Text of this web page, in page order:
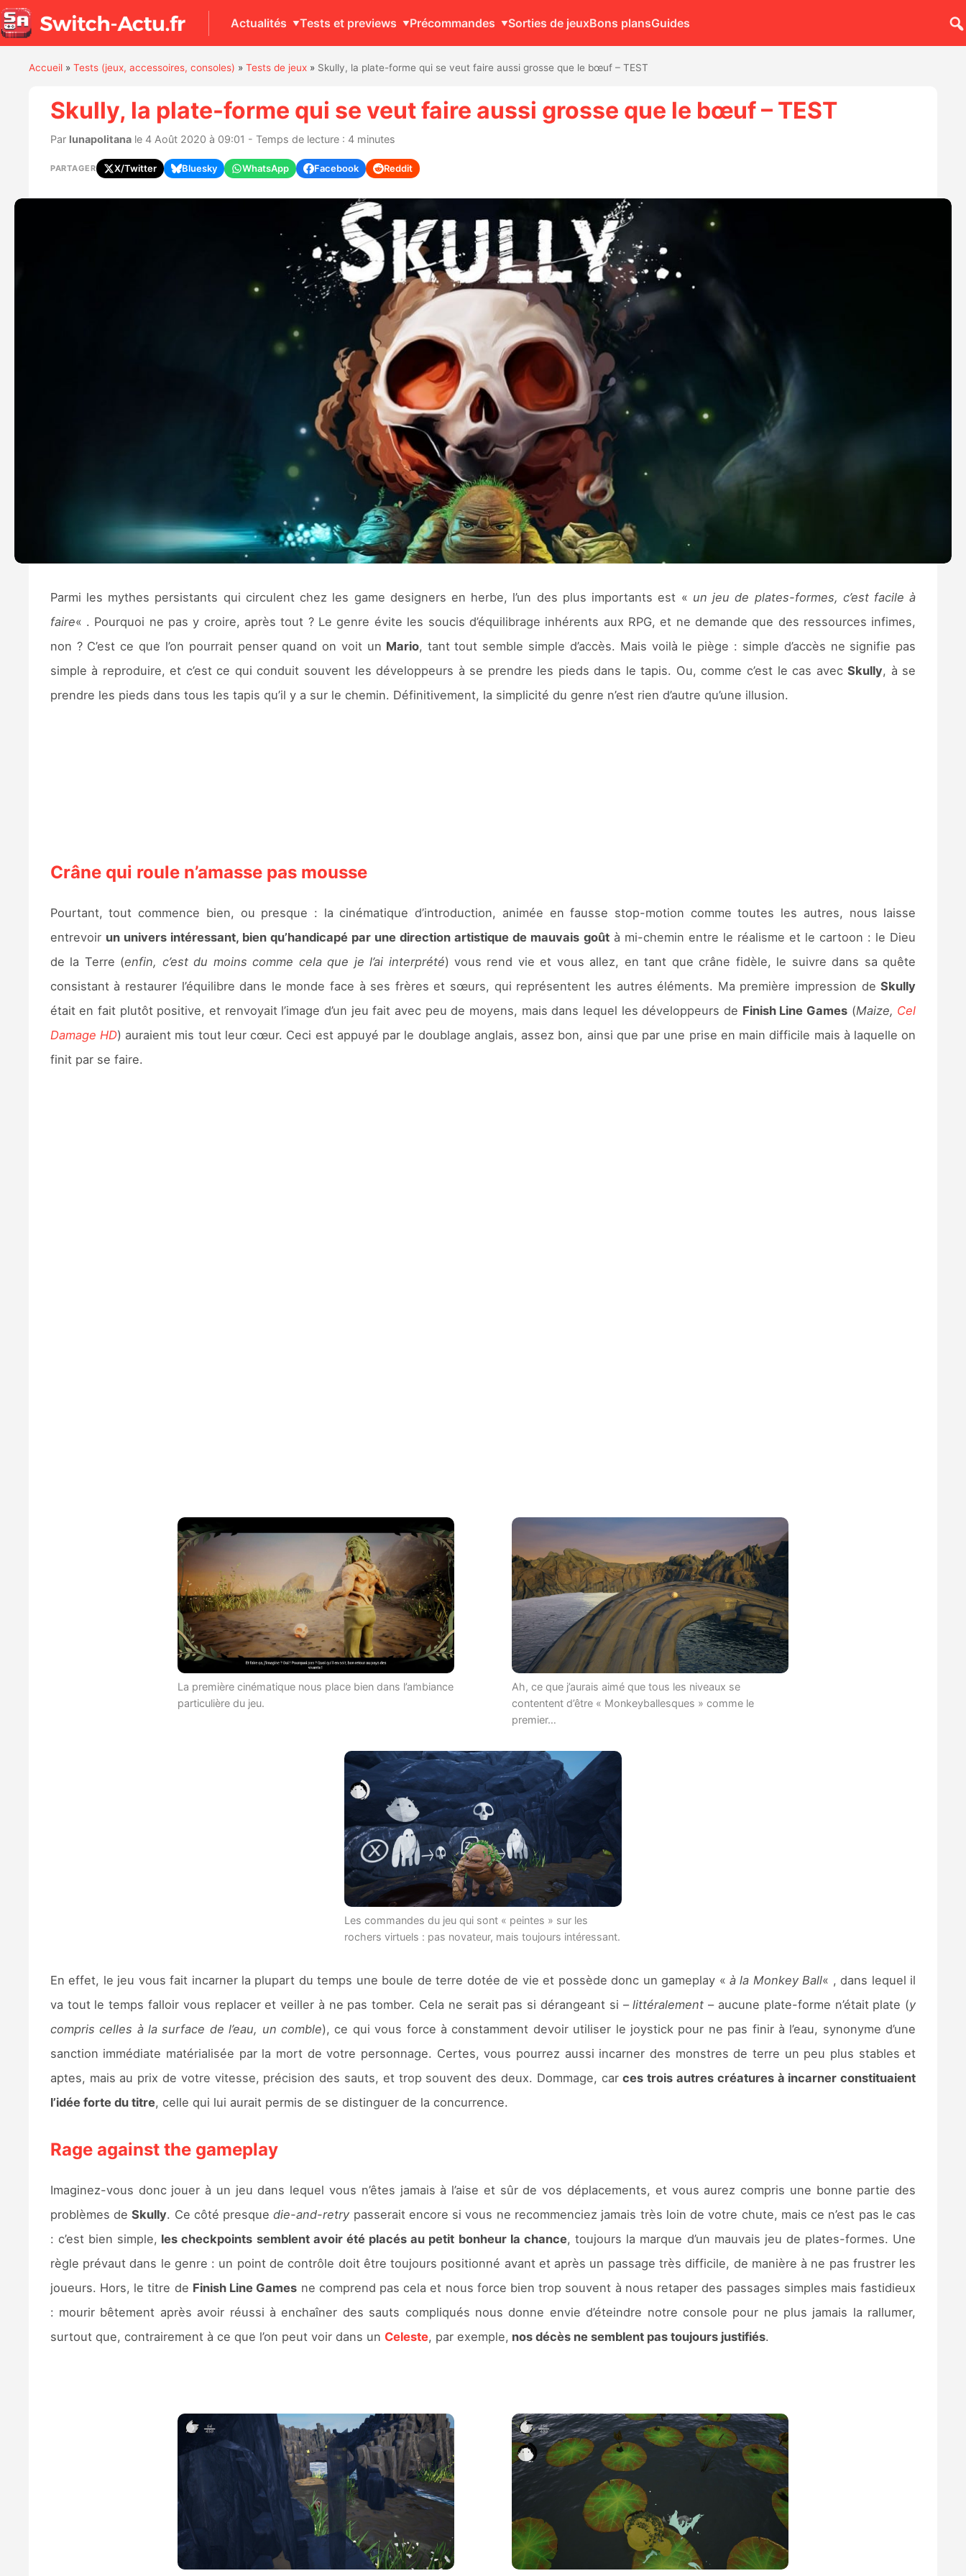
Actualités Tests et previews Précommandes Sorties de jeuxBons plansGuides
Accueil» Tests (jeux, accessoires, consoles) » Tests de jeux» Skully, la plate-forme qui se veut faire aussi grosse que le bœuf – TEST
Skully, la plate-forme qui se veut faire aussi grosse que le bœuf – TEST
Par lunapolitanale 4 Août 2020 à 09:01 - Temps de lecture : 4 minutes
PARTAGER X/Twitter Bluesky WhatsApp Facebook Reddit
Parmi les mythes persistants qui circulent chez les game designers en herbe, l’un des plus importants est « un jeu de plates-formes, c’est facile à
faire« . Pourquoi ne pas y croire, après tout ? Le genre évite les soucis d’équilibrage inhérents aux RPG, et ne demande que des ressources infimes,
non ? C’est ce que l’on pourrait penser quand on voit un Mario, tant tout semble simple d’accès. Mais voilà le piège : simple d’accès ne signifie pas
simple à reproduire, et c’est ce qui conduit souvent les développeurs à se prendre les pieds dans le tapis. Ou, comme c’est le cas avecSkully, à se
prendre les pieds dans tous les tapis qu’il y a sur le chemin. Définitivement, la simplicité du genre n’est rien d’autre qu’une illusion.
Crâne qui roule n’amasse pas mousse
Pourtant, tout commence bien, ou presque : la cinématique d’introduction, animée en fausse stop-motion comme toutes les autres, nous laisse
entrevoir un univers intéressant, bien qu’handicapé par une direction artistique de mauvais goûtà mi-chemin entre le réalisme et le cartoon : le Dieu
de la Terre (enfin, c’est du moins comme cela que je l’ai interprété) vous rend vie et vous allez, en tant que crâne fidèle, le suivre dans sa quête
consistant à restaurer l’équilibre dans le monde face à ses frères et sœurs, qui représentent les autres éléments. Ma première impression deSkully
était en fait plutôt positive, et renvoyait l’image d’un jeu fait avec peu de moyens, mais dans lequel les développeurs de Finish Line Games(Maize, Cel
Damage HD) auraient mis tout leur cœur. Ceci est appuyé par le doublage anglais, assez bon, ainsi que par une prise en main difficile mais à laquelle on
finit par se faire.
La première cinématique nous place bien dans l’ambiance
particulière du jeu.
Ah, ce que j’aurais aimé que tous les niveaux se
contentent d’être « Monkeyballesques » comme le
premier…
Les commandes du jeu qui sont « peintes » sur les
rochers virtuels : pas novateur, mais toujours intéressant.
En effet, le jeu vous fait incarner la plupart du temps une boule de terre dotée de vie et possède donc un gameplay « à la Monkey Ball« , dans lequel il
va tout le temps falloir vous replacer et veiller à ne pas tomber. Cela ne serait pas si dérangeant si –littéralement – aucune plate-forme n’était plate (y
compris celles à la surface de l’eau, un comble), ce qui vous force à constamment devoir utiliser le joystick pour ne pas finir à l’eau, synonyme d’une
sanction immédiate matérialisée par la mort de votre personnage. Certes, vous pourrez aussi incarner des monstres de terre un peu plus stables et
aptes, mais au prix de votre vitesse, précision des sauts, et trop souvent des deux. Dommage, carces trois autres créatures à incarner constituaient
l’idée forte du titre, celle qui lui aurait permis de se distinguer de la concurrence.
Rage against the gameplay
Imaginez-vous donc jouer à un jeu dans lequel vous n’êtes jamais à l’aise et sûr de vos déplacements, et vous aurez compris une bonne partie des
problèmes deSkully. Ce côté presquedie-and-retry passerait encore si vous ne recommenciez jamais très loin de votre chute, mais ce n’est pas le cas
: c’est bien simple, les checkpoints semblent avoir été placés au petit bonheur la chance, toujours la marque d’un mauvais jeu de plates-formes. Une
règle prévaut dans le genre : un point de contrôle doit être toujours positionné avant et après un passage très difficile, de manière à ne pas frustrer les
joueurs. Hors, le titre de Finish Line Games ne comprend pas cela et nous force bien trop souvent à nous retaper des passages simples mais fastidieux
: mourir bêtement après avoir réussi à enchaîner des sauts compliqués nous donne envie d’éteindre notre console pour ne plus jamais la rallumer,
surtout que, contrairement à ce que l’on peut voir dans un Celeste, par exemple, nos décès ne semblent pas toujours justifiés.